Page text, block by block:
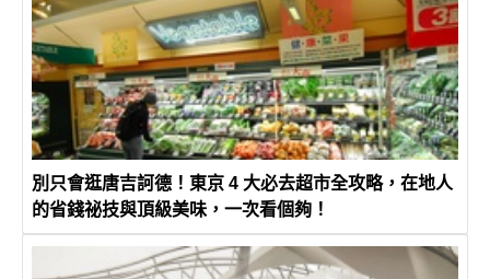
別只會逛唐吉訶德！東京 4 大必去超市全攻略，在地人
的省錢祕技與頂級美味，一次看個夠！